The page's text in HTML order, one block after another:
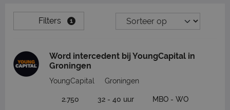
Filters 1
Word intercedent bij YoungCapital in
Groningen
YoungCapital Groningen
2.750 32 - 40 uur MBO - WO